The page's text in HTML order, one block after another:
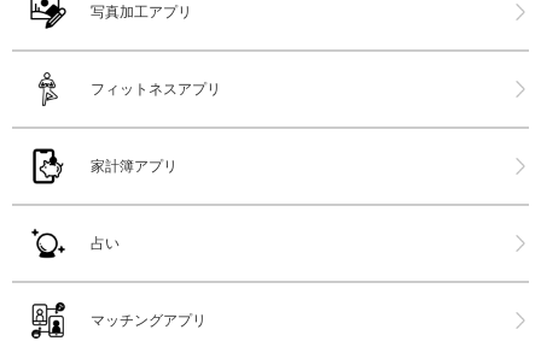
写真加工アプリ
フィットネスアプリ
家計簿アプリ
占い
マッチングアプリ